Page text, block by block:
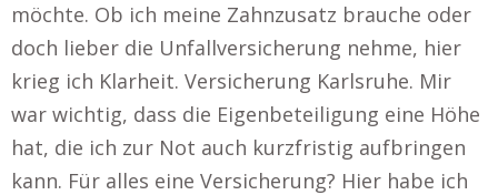
möchte. Ob ich meine Zahnzusatz brauche oder
doch lieber die Unfallversicherung nehme, hier
krieg ich Klarheit. Versicherung Karlsruhe. Mir
war wichtig, dass die Eigenbeteiligung eine Höhe
hat, die ich zur Not auch kurzfristig aufbringen
kann. Für alles eine Versicherung? Hier habe ich